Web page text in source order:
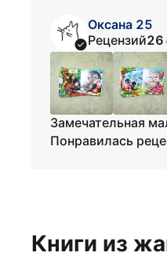
Оксана 25
Рецензий26
Замечательная
Понравилась
Книги из